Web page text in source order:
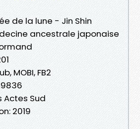
de la lune - Jin Shin
ancestrale japonaise
MOBI, FB2
Actes Sud
2019